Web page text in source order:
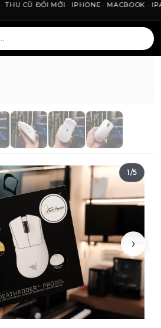
— chợ công nghệ uy tín tại
CŨ ĐỔI MỚI · IPHONE · MACBOOK ·
›
1/5